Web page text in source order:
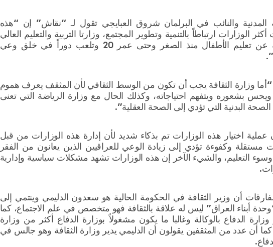
المدنية والنائب في البرلمان شروق العبايجي تقول لـ “نقاش” إن “هذه
أكثر الوزارات ارتباطاً بالتنمية وتطوير المجتمع، وزارتا التربية والتعليم العالي
مسؤولة عن تعليم الأطفال منذ الصغر وحتى عمر 20 وتلعب دوراً في خلق وعي
وزارة الثقافة يجب أن تكون من الوسط الثقافي لأن المثقف يعرف هموم
بشعوره ويتفهم احتياجاته، وكذلك الحال مع وزارة الرياضة التي تعنى
البدنية التي تؤدي إلى الصحة العقلية”.
عملية اختيار هذه الوزارات تم بذكاء شديد لأن إدارة هذه الوزارات من قبل
وكفوءة تؤدي إلى زيادة الوعي للعراقيين الذين يعانون من الفقر
التعليم، والشيء الآخر إن هذه الوزارات تشهد مشكلات سياسية وإدارية
أن وزير الثقافة في الحكومة الحالية هو سعدون الدليمي وينتمي إلى
أبناء العراق” ليس له علاقة بالثقافة فهو متخصص في علم الاجتماع، كما
وزارة الدفاع بالوكالة وغالبا ما يكون مشغولاً بوزارة الدفاع أكثر من وزارة
كما أن عدد من المثقفين يقولون أن الدليمي يدير وزارة الثقافة وهو جالس في